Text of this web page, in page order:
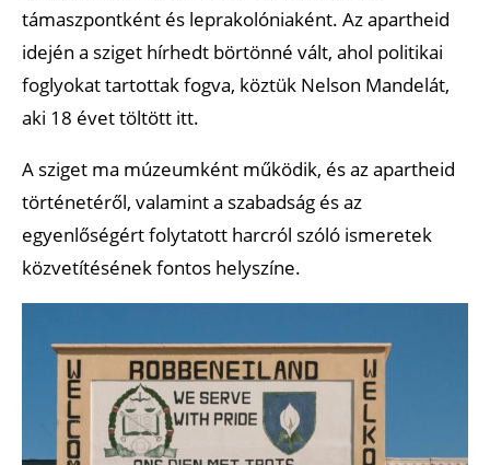
támaszpontként és leprakolóniaként. Az apartheid
idején a sziget hírhedt börtönné vált, ahol politikai
foglyokat tartottak fogva, köztük Nelson Mandelát,
aki 18 évet töltött itt.
A sziget ma múzeumként működik, és az apartheid
történetéről, valamint a szabadság és az
egyenlőségért folytatott harcról szóló ismeretek
közvetítésének fontos helyszíne.